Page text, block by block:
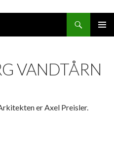
VANDTÅRN
er Axel Preisler.